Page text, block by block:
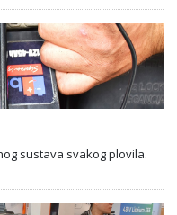
sustava svakog plovila.